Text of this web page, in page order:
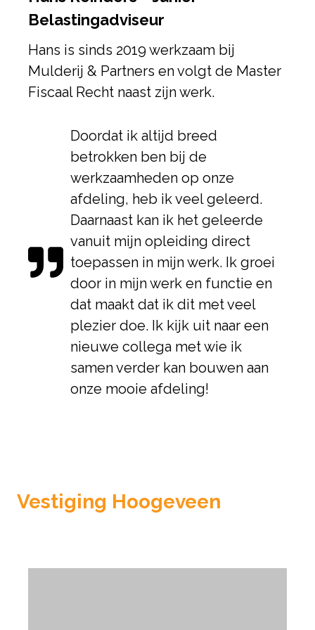
Belastingadviseur
Hans is sinds 2019 werkzaam bij
Mulderij & Partners en volgt de Master
Fiscaal Recht naast zijn werk.
Doordat ik altijd breed
betrokken ben bij de
werkzaamheden op onze
afdeling, heb ik veel geleerd.
Daarnaast kan ik het geleerde
vanuit mijn opleiding direct
toepassen in mijn werk. Ik groei
door in mijn werk en functie en
dat maakt dat ik dit met veel
plezier doe. Ik kijk uit naar een
nieuwe collega met wie ik
samen verder kan bouwen aan
onze mooie afdeling!
Vestiging Hoogeveen